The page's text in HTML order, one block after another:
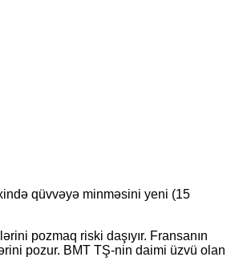
qüvvəyə minməsini yeni (15
pozmaq riski daşıyır. Fransanın
pozur. BMT TŞ-nin daimi üzvü olan